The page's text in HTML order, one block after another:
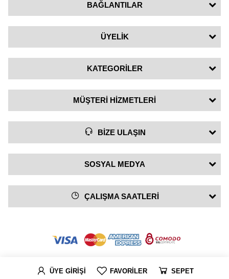
ÜYE GİRİŞİ FAVORİLER SEPET
BAĞLANTILAR
ÜYELİK
KATEGORİLER
MÜŞTERİ HİZMETLERİ
BİZE ULAŞIN
SOSYAL MEDYA
ÇALIŞMA SAATLERİ